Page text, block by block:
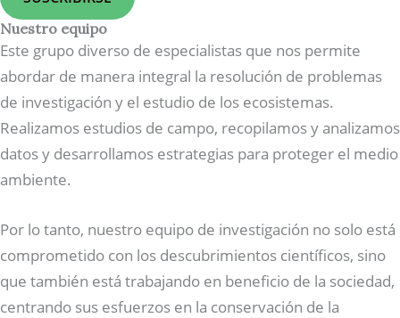
Nuestro equipo
Este grupo diverso de especialistas que nos permite
abordar de manera integral la resolución de problemas
de investigación y el estudio de los ecosistemas.
Realizamos estudios de campo, recopilamos y analizamos
datos y desarrollamos estrategias para proteger el medio
ambiente.
Por lo tanto, nuestro equipo de investigación no solo está
comprometido con los descubrimientos científicos, sino
que también está trabajando en beneficio de la sociedad,
centrando sus esfuerzos en la conservación de la